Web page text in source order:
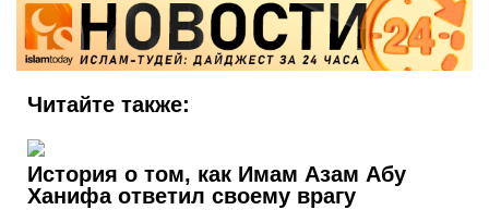
Читайте также:
История о том, как Имам Азам Абу
Ханифа ответил своему врагу